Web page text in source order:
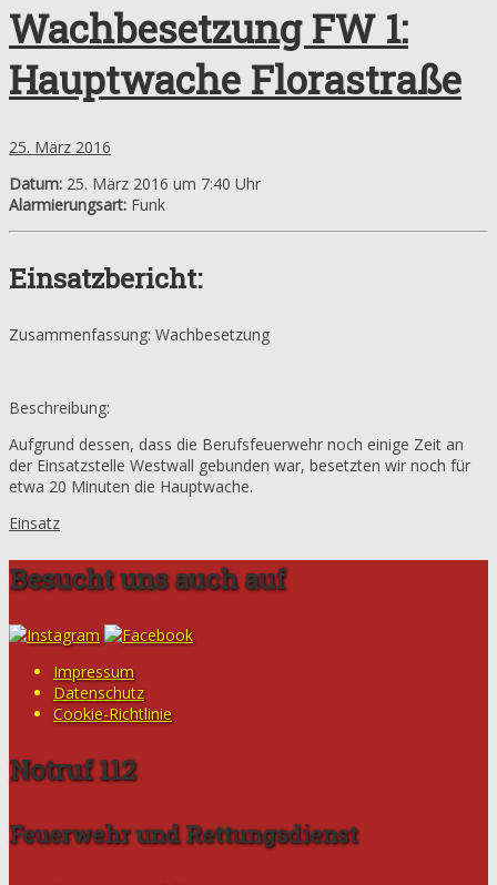
Wachbesetzung FW 1:
Hauptwache Florastraße
25. März 2016
Datum: 25. März 2016 um 7:40 Uhr
Alarmierungsart: Funk
Einsatzbericht:
Zusammenfassung: Wachbesetzung
Beschreibung:
Aufgrund dessen, dass die Berufsfeuerwehr noch einige Zeit an
der Einsatzstelle Westwall gebunden war, besetzten wir noch für
etwa 20 Minuten die Hauptwache.
Einsatz
Besucht uns auch auf
Impressum
Datenschutz
Cookie-Richtlinie
Notruf 112
Feuerwehr und Rettungsdienst